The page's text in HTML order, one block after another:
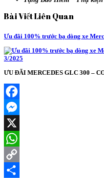
Bài Viết Liên Quan
Ưu đãi 100% trước bạ dòng xe
ƯU ĐÃI MERCEDES GLC 300 –
Facebook
Messenger
X
WhatsApp
Copy